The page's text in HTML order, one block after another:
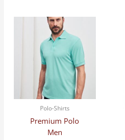
Polo-Shirts
Premium Polo
Men